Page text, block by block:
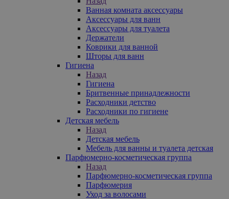
Ванная комната аксессуары
Аксессуары для ванн
Аксессуары для туалета
Держатели
Коврики для ванной
Шторы для ванн
Гигиена
Назад
Гигиена
Бритвенные принадлежности
Расходники детство
Расходники по гигиене
Детская мебель
Назад
Детская мебель
Мебель для ванны и туалета детская
Парфюмерно-косметическая группа
Назад
Парфюмерно-косметическая группа
Парфюмерия
Уход за волосами